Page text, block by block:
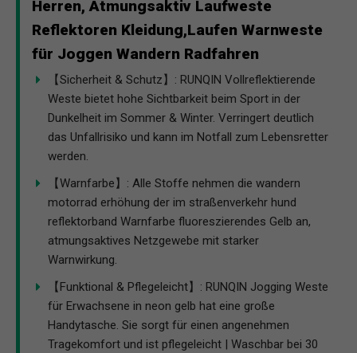
Herren, Atmungsaktiv Laufweste
Reflektoren Kleidung,Laufen Warnweste
für Joggen Wandern Radfahren
【Sicherheit & Schutz】: RUNQIN Vollreflektierende
Weste bietet hohe Sichtbarkeit beim Sport in der
Dunkelheit im Sommer & Winter. Verringert deutlich
das Unfallrisiko und kann im Notfall zum Lebensretter
werden.
【Warnfarbe】: Alle Stoffe nehmen die wandern
motorrad erhöhung der im straßenverkehr hund
reflektorband Warnfarbe fluoreszierendes Gelb an,
atmungsaktives Netzgewebe mit starker
Warnwirkung.
【Funktional & Pflegeleicht】: RUNQIN Jogging Weste
für Erwachsene in neon gelb hat eine große
Handytasche. Sie sorgt für einen angenehmen
Tragekomfort und ist pflegeleicht | Waschbar bei 30